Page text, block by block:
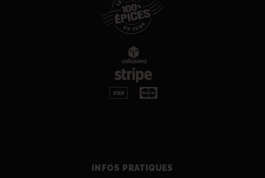
INFOS PRATIQUES